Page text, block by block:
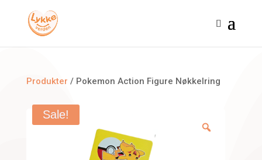
Produkter / Pokemon Action Figure Nøkkelring
Sale!